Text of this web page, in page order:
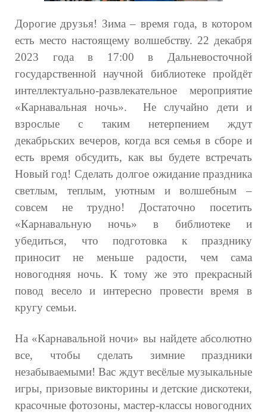
Дорогие друзья! Зима – время года, в котором
есть место настоящему волшебству. 22 декабря
2023 года в 17:00 в Дальневосточной
государственной научной библиотеке пройдёт
интеллектуально-развлекательное мероприятие
«Карнавальная ночь». Не случайно дети и
взрослые с таким нетерпением ждут
декабрьских вечеров, когда вся семья в сборе и
есть время обсудить, как вы будете встречать
Новый год! Сделать долгое ожидание праздника
светлым, теплым, уютным и волшебным –
совсем не трудно! Достаточно посетить
«Карнавальную ночь» в библиотеке и
убедиться, что подготовка к празднику
приносит не меньше радости, чем сама
новогодняя ночь. К тому же это прекрасный
повод весело и интересно провести время в
кругу семьи.
На «Карнавальной ночи» вы найдете абсолютно
все, чтобы сделать зимние праздники
незабываемыми! Вас ждут весёлые музыкальные
игры, призовые викторины и детские дискотеки,
красочные фотозоны, мастер-классы новогодних